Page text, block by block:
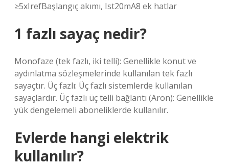
≥5xIrefBaşlangıç ​​akımı, Ist20mA8 ek hatlar
1 fazlı sayaç nedir?
Monofaze (tek fazlı, iki telli): Genellikle konut ve
aydınlatma sözleşmelerinde kullanılan tek fazlı
sayaçtır. Üç fazlı: Üç fazlı sistemlerde kullanılan
sayaçlardır. Üç fazlı üç telli bağlantı (Aron): Genellikle
yük dengelemeli aboneliklerde kullanılır.
Evlerde hangi elektrik
kullanılır?